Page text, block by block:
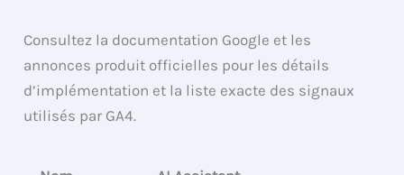
Consultez la documentation Google et les
annonces produit officielles pour les détails
d’implémentation et la liste exacte des signaux
utilisés par GA4.